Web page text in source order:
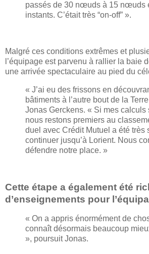
passés de 30 nœuds à 15 nœuds
instants. C’était très “on-off” ».
Malgré ces conditions extrêmes et
l’équipage est parvenu à rallier la baie
une arrivée spectaculaire au pied du
« J’ai eu des frissons en
bâtiments à l’autre bout de la
Jonas Gerckens. « Si mes calculs
nous restons premiers au
duel avec Crédit Mutuel a été très
continuer jusqu’à Lorient. Nous
défendre notre place. »
Cette étape a également été
d’enseignements pour
« On a appris énormément de
connaît désormais beaucoup
», poursuit Jonas.